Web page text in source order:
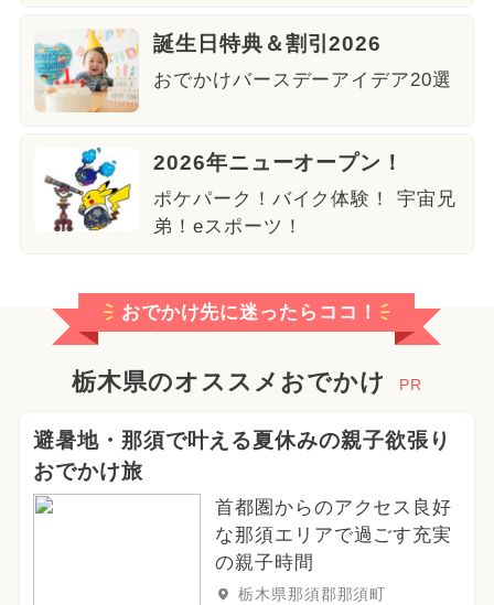
誕生日特典＆割引2026
おでかけバースデーアイデア20選
2026年ニューオープン！
ポケパーク！バイク体験！ 宇宙兄
弟！eスポーツ！
おでかけ先に迷ったらココ！
栃木県のオススメおでかけ PR
避暑地・那須で叶える夏休みの親子欲張り
おでかけ旅
首都圏からのアクセス良好
な那須エリアで過ごす充実
の親子時間
栃木県那須郡那須町